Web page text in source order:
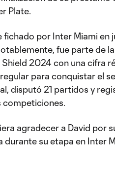
Plate.
fichado por Inter Miami en
fue parte de
Shield 2024 con una cifra
para conquistar el
disputó 21 partidos y
competiciones.
agradecer a David por
durante su etapa en Inter